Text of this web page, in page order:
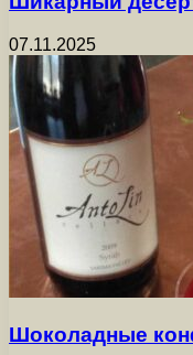
07.11.2025
Шоколадные